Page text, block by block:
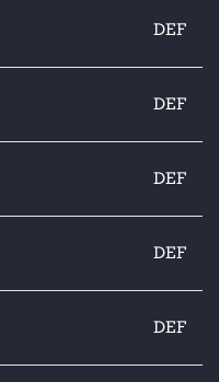
DEF
DEF
DEF
DEF
DEF